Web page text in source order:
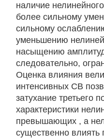
наличие
более сильному
сильному
уменьшению
насыщению
следовательно,
Оценка влияния
интенсивных СВ
затухание третьего
характеристики
превышающих , а
существенно